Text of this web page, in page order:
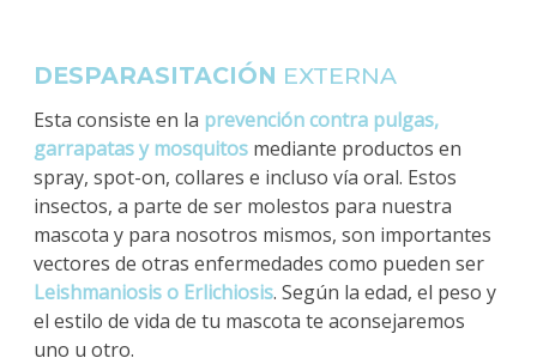
DESPARASITACIÓN EXTERNA
Esta consiste en la prevención contra pulgas,
garrapatas y mosquitos mediante productos en
spray, spot-on, collares e incluso vía oral. Estos
insectos, a parte de ser molestos para nuestra
mascota y para nosotros mismos, son importantes
vectores de otras enfermedades como pueden ser
Leishmaniosis o Erlichiosis. Según la edad, el peso y
el estilo de vida de tu mascota te aconsejaremos
uno u otro.